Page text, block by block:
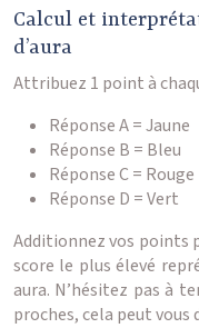
Calcul et
d’aura
Attribuez 1 point à
Réponse A = Jaune
Réponse B = Bleu
Réponse C = Rouge
Réponse D = Vert
Additionnez vos points
score le plus élevé
aura. N’hésitez pas à
proches, cela peut